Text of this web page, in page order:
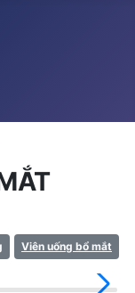
Viên uống bổ mắt